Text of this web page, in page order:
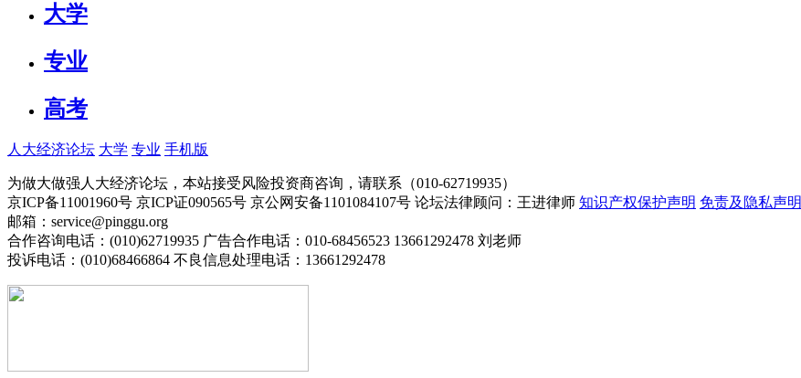
大学
专业
高考
人大经济论坛 大学 专业 手机版
为做大做强人大经济论坛，本站接受风险投资商咨询，请联系（010-62719935）
京ICP备11001960号 京ICP证090565号 京公网安备1101084107号 论坛法律顾问：王进律师 知识产权保护声明 免责及隐私声明
邮箱：service@pinggu.org
合作咨询电话：(010)62719935 广告合作电话：010-68456523 13661292478 刘老师
投诉电话：(010)68466864 不良信息处理电话：13661292478